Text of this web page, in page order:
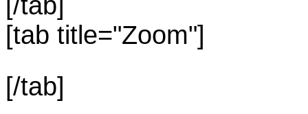
[tab title="Zoom"]
[/tab]